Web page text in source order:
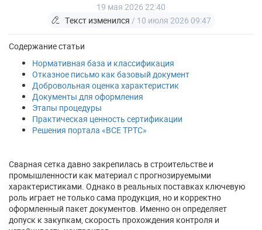
19 мая 2026 22:40
Текст изменился / 10 июля 2026 09:47
Содержание статьи
Нормативная база и классификация
Отказное письмо как базовый документ
Добровольная оценка характеристик
Документы для оформления
Этапы процедуры
Практическая ценность сертификации
Решения портала «ВСЕ ТРТС»
Сварная сетка давно закрепилась в строительстве и
промышленности как материал с прогнозируемыми
характеристиками. Однако в реальных поставках ключевую
роль играет не только сама продукция, но и корректно
оформленный пакет документов. Именно он определяет
допуск к закупкам, скорость прохождения контроля и